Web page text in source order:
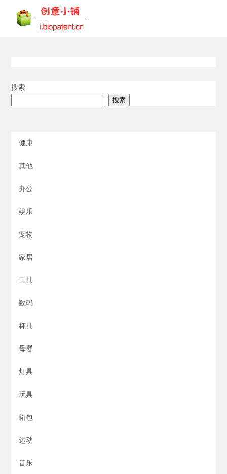
搜索
搜索
健康
其他
办公
娱乐
宠物
家居
工具
数码
杯具
母婴
灯具
玩具
箱包
运动
音乐